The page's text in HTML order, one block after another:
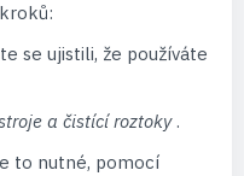
se ujistili, že používáte
a čistící roztoky.
to nutné, pomocí